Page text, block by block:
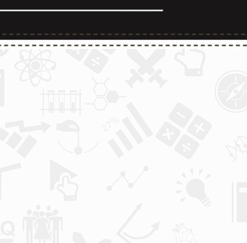
КДР, ВОШ, олимпиады и конкурсы